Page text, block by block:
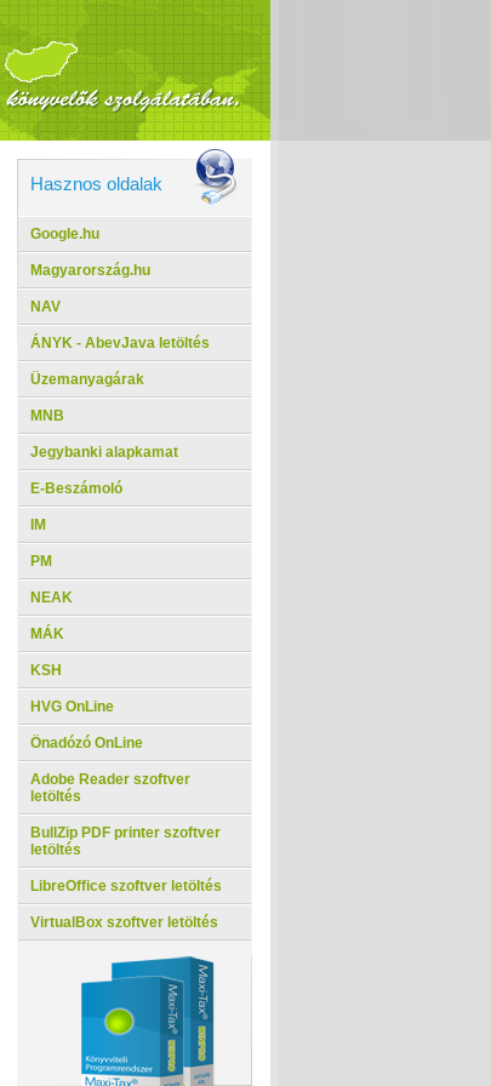
Hasznos oldalak
Google.hu
Magyarország.hu
NAV
ÁNYK - AbevJava letöltés
Üzemanyagárak
MNB
Jegybanki alapkamat
E-Beszámoló
IM
PM
NEAK
MÁK
KSH
HVG OnLine
Önadózó OnLine
Adobe Reader szoftver
letöltés
BullZip PDF printer szoftver
letöltés
LibreOffice szoftver letöltés
VirtualBox szoftver letöltés